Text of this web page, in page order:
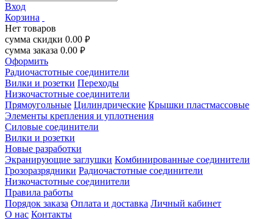
Вход
Корзина
Нет товаров
сумма скидки 0.00 руб.
сумма заказа 0.00 руб.
Оформить
Радиочастотные соединители
Вилки и розетки Переходы
Низкочастотные соединители
Прямоугольные Цилиндрические Крышки пластмассовые
Элементы крепления и уплотнения
Силовые соединители
Вилки и розетки
Новые разработки
Экранирующие заглушки Комбинированные соединители
Грозоразрядники Радиочастотные соединители
Низкочастотные соединители
Правила работы
Порядок заказа Оплата и доставка Личный кабинет
О нас Контакты